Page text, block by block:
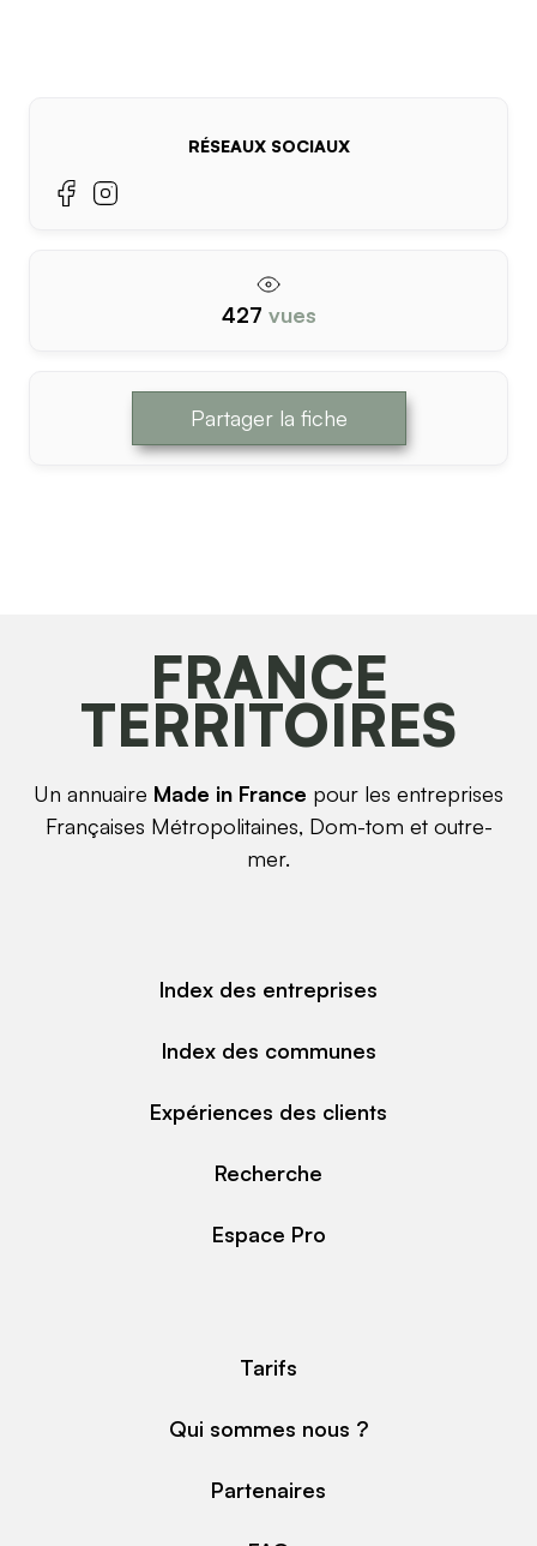
RÉSEAUX SOCIAUX
427 vues
Partager la fiche
FRANCE
TERRITOIRES
Un annuaire Made in France pour les entreprises
Françaises Métropolitaines, Dom-tom et outre-
mer.
Index des entreprises
Index des communes
Expériences des clients
Recherche
Espace Pro
Tarifs
Qui sommes nous ?
Partenaires